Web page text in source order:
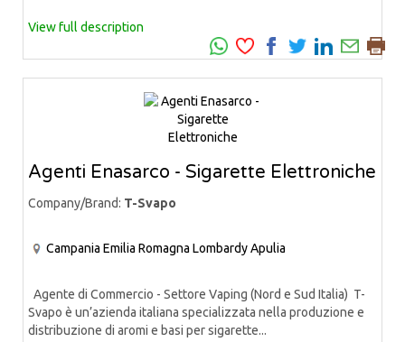
View full description
Agenti Enasarco - Sigarette Elettroniche
Company/Brand: T-Svapo
Campania Emilia Romagna LombardyApulia
Agente di Commercio - Settore Vaping (Nord e Sud Italia) T-
Svapo è un’azienda italiana specializzata nella produzione e
distribuzione di aromi e basi per sigarette...